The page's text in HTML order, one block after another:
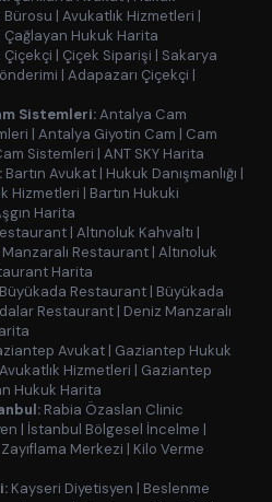
Bürosu | Avukatlık Hizmetleri |
Çağlayan Hukuk Harita
Çiçekçi | Çiçek Siparişi | Sakarya
| Adapazarı Çiçekçi |
Sistemleri:Antalya Cam
| Antalya Giyotin Cam | Cam
Sistemleri | ANT SKY Harita
Bartın Avukat | Hukuk Danışmanlığı |
Hizmetleri | Bartın Hukuki
Harita
| Altınoluk Kahvaltı |
Restaurant | Altınoluk
Harita
Büyükada Restaurant | Büyükada
Restaurant | Deniz Manzaralı
Avukat | Gaziantep Hukuk
Avukatlık Hizmetleri | Gaziantep
Hukuk Harita
Rabia Özaslan Clinic
| İstanbul Bölgesel İncelme |
Merkezi | Kilo Verme
Kayseri Diyetisyen | Beslenme